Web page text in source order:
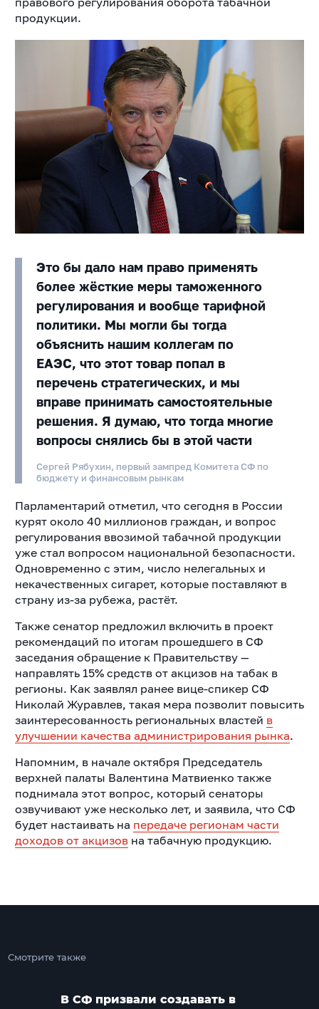
продукции.
Это бы дало нам право применять
более жёсткие меры таможенного
регулирования и вообще тарифной
политики. Мы могли бы тогда
объяснить нашим коллегам по
ЕАЭС, что этот товар попал в
перечень стратегических, и мы
вправе принимать самостоятельные
решения. Я думаю, что тогда многие
вопросы снялись бы в этой части
Сергей Рябухин, первый зампред Комитета СФ по
бюджету и финансовым рынкам
Парламентарий отметил, что сегодня в России
курят около 40 миллионов граждан, и вопрос
регулирования ввозимой табачной продукции
уже стал вопросом национальной безопасности.
Одновременно с этим, число нелегальных и
некачественных сигарет, которые поставляют в
страну из-за рубежа, растёт.
Также сенатор предложил включить в проект
рекомендаций по итогам прошедшего в СФ
заседания обращение к Правительству —
направлять 15% средств от акцизов на табак в
регионы. Как заявлял ранее вице-спикер СФ
Николай Журавлев, такая мера позволит повысить
заинтересованность региональных властей в
улучшении качества администрирования рынка.
Напомним, в начале октября Председатель
верхней палаты Валентина Матвиенко также
поднимала этот вопрос, который сенаторы
озвучивают уже несколько лет, и заявила, что СФ
будет настаивать на передаче регионам части
доходов от акцизовна табачную продукцию.
Смотрите также
В СФ призвали создавать в